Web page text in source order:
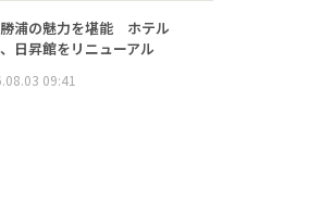
浦の魅力を堪能 ホテル
日昇館をリニューアル
09:41